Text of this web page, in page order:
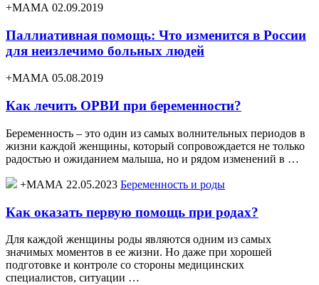
+МАМА 02.09.2019
Паллиативная помощь: Что изменится в России
для неизлечимо больных людей
+МАМА 05.08.2019
Как лечить ОРВИ при беременности?
Беременность – это один из самых волнительных периодов в
жизни каждой женщины, который сопровождается не только
радостью и ожиданием малыша, но и рядом изменений в …
+МАМА 22.05.2023 Беременность и роды
Как оказать первую помощь при родах?
Для каждой женщины роды являются одним из самых
значимых моментов в ее жизни. Но даже при хорошей
подготовке и контроле со стороны медицинских
специалистов, ситуации …